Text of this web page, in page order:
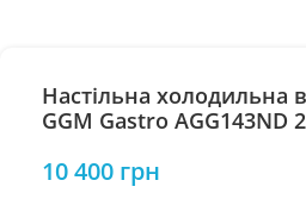
Настільна холодильна
GGM Gastro AGG143ND
10 400 грн